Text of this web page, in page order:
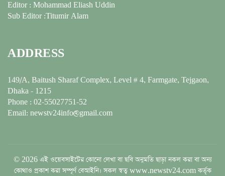
Editor : Mohammad Eliash Uddin
Sub Editor :Titumir Alam
ADDRESS
149/A, Baitush Sharaf Complex, Level # 4, Farmgate, Tejgaon,
Dhaka - 1215
Phone : 02-55027751-52
Email: newstv24info@gmail.com
© 2026 এই ওয়েবসাইটের কোনো লেখা বা ছবি অনুমতি ছাড়া নকল করা বা অন্য
কোথাও প্রকাশ করা সম্পূর্ণ বেআইনি। সকল স্বত্ব www.newstv24.com কর্তৃক